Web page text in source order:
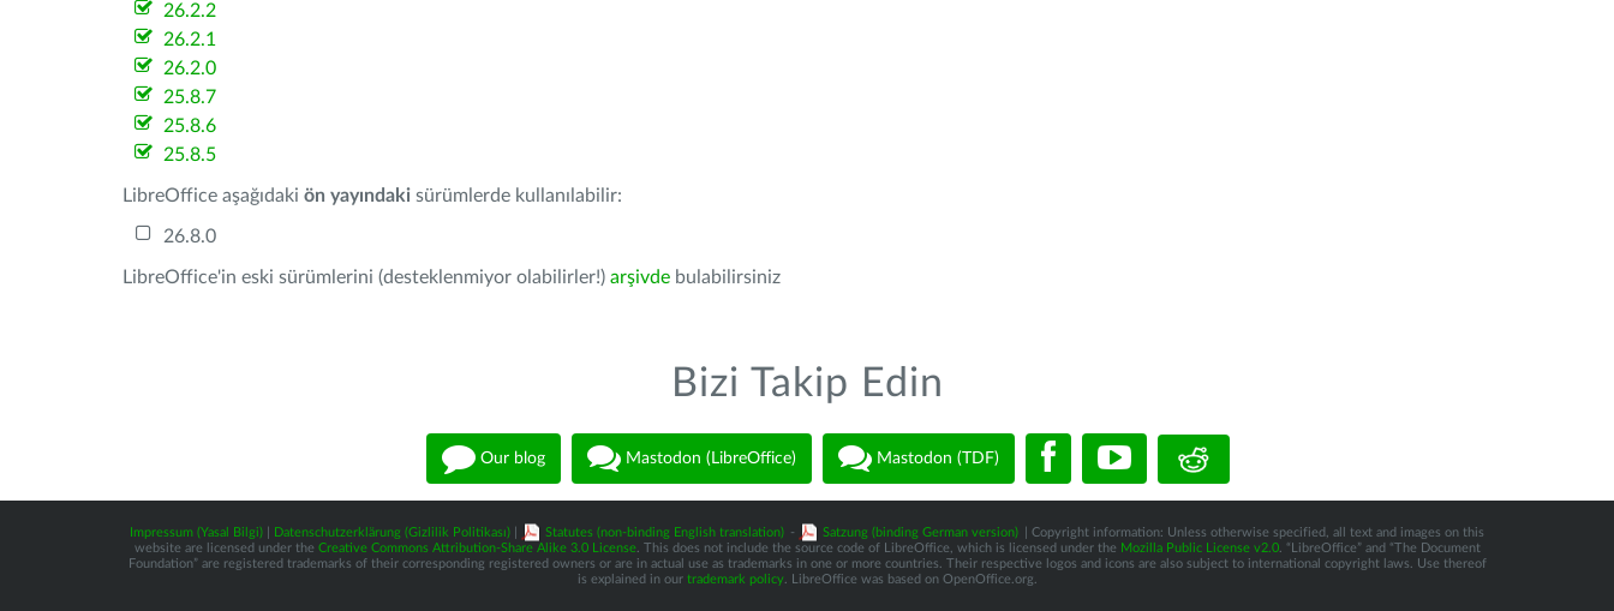
26.2.2
26.2.1
26.2.0
25.8.7
25.8.6
25.8.5
LibreOffice aşağıdaki ön yayındaki sürümlerde kullanılabilir:
26.8.0
LibreOffice'in eski sürümlerini (desteklenmiyor olabilirler!) arşivde bulabilirsiniz
Bizi Takip Edin
Our blog Mastodon (LibreOffice) Mastodon (TDF)
Impressum (Yasal Bilgi) Datenschutzerklärung (Gizlilik Politikası) Statutes (non-binding English translation) - Satzung (binding German version)
| Copyright information: Unless otherwise specified, all text and images on this
website are licensed under the Creative Commons Attribution-Share Alike 3.0 License. This does not include the source code of LibreOffice, which is licensed under the Mozilla Public License v2.0. “LibreOffice” and “The Document
Foundation” are registered trademarks of their corresponding registered owners or are in actual use as trademarks in one or more countries. Their respective logos and icons are also subject to international copyright laws. Use thereof
is explained in our trademark policy. LibreOffice was based on OpenOffice.org.